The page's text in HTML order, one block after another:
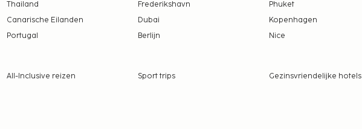
per nacht
zijn mogelijk
Thailand
Canarische Eilanden
Portugal
Frederikshavn
Phuket
Dubai
Kopenhagen
Berlijn
Nice
All-Inclusive reizen Sport trips Gezinsvriendelijke hotels